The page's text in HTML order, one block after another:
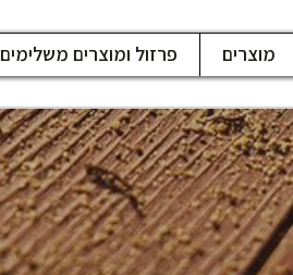
מוצרים פרזול ומוצרים משלימים